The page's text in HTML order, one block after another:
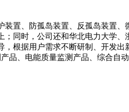
置、防孤岛装置、反孤岛装置、
同时，公司还和华北电力大学、
根据用户需求不断研制、开发出
品、电能质量监测产品、综合自